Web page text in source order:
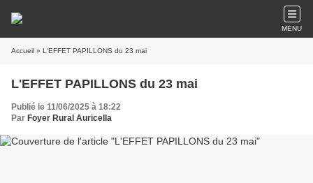
MENU
Accueil » L'EFFET PAPILLONS du 23 mai
L'EFFET PAPILLONS du 23 mai
Publié le 11/06/2025 à 18:22
Par Foyer Rural Auricella